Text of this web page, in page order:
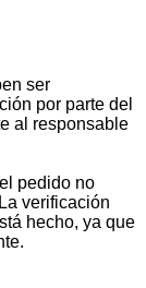
ser
por parte del
al responsable
pedido no
verificación
hecho, ya que